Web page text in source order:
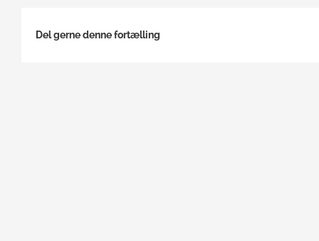
Del gerne denne fortælling